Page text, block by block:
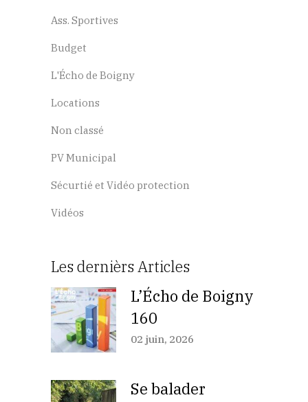
Ass. Sportives
Budget
L'Écho de Boigny
Locations
Non classé
PV Municipal
Sécurtié et Vidéo protection
Vidéos
Les dernièrs Articles
L’Écho de Boigny
160
02 juin, 2026
Se balader